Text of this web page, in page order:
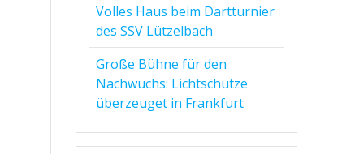
Volles Haus beim Dartturnier
des SSV Lützelbach
Große Bühne für den
Nachwuchs: Lichtschütze
überzeuget in Frankfurt